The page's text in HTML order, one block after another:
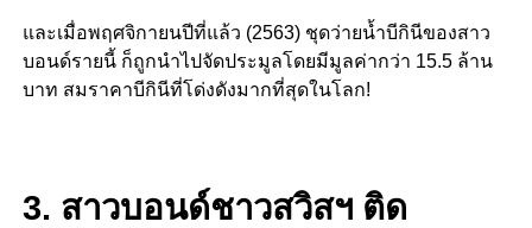
และเมื่อพฤศจิกายนปีที่แล้ว (2563) ชุดว่ายน้ำบีกินีของสาว
บอนด์รายนี้ ก็ถูกนำไปจัดประมูลโดยมีมูลค่ากว่า 15.5 ล้าน
บาท สมราคาบีกินีที่โด่งดังมากที่สุดในโลก!
3. สาวบอนด์ชาวสวิสฯ ติด